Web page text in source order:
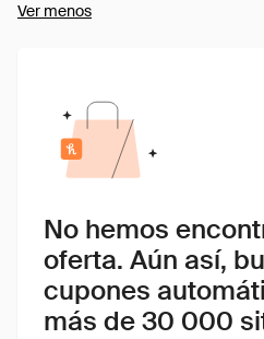
Ver menos
No hemos
oferta. Aún así,
cupones
más de 30 000